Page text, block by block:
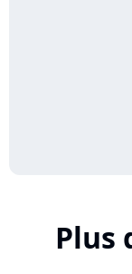
Plus